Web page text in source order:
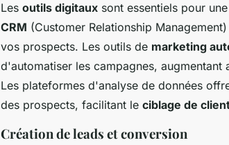
Les outils digitaux sont essentiels pour
CRM (Customer Relationship
vos prospects. Les outils de marketing
d'automatiser les campagnes,
Les plateformes d'analyse de données
des prospects, facilitant le ciblage de
Création de leads et conversion